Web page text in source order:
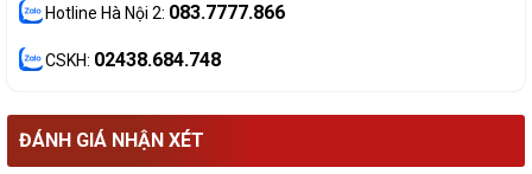
Hotline Hà Nội 2: 083.7777.866
CSKH: 02438.684.748
ĐÁNH GIÁ NHẬN XÉT